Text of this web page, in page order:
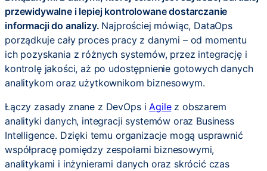
przewidywalne i lepiej kontrolowane dostarczanie
informacji do analizy. Najprościej mówiąc, DataOps
porządkuje cały proces pracy z danymi – od momentu
ich pozyskania z różnych systemów, przez integrację i
kontrolę jakości, aż po udostępnienie gotowych danych
analitykom oraz użytkownikom biznesowym.
Łączy zasady znane z DevOps iAgilez obszarem
analityki danych, integracji systemów oraz Business
Intelligence. Dzięki temu organizacje mogą usprawnić
współpracę pomiędzy zespołami biznesowymi,
analitykami i inżynierami danych oraz skrócić czas